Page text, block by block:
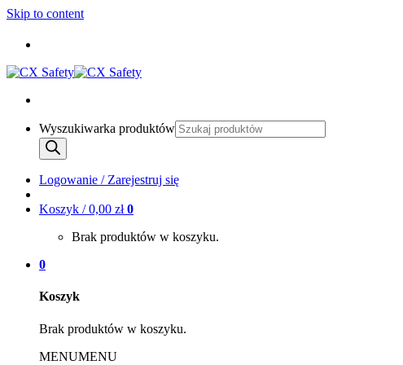
Skip to content
Wyszukiwarka produktów
Logowanie / Zarejestruj się
Koszyk /0,00 zł 0
Brak produktów w koszyku.
0
Koszyk
Brak produktów w koszyku.
MENUMENU